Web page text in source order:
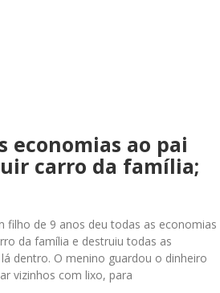
economias ao pai
carro da família;
filho de 9 anos deu todas as economias
da família e destruiu todas as
dentro. O menino guardou o dinheiro
vizinhos com lixo, para